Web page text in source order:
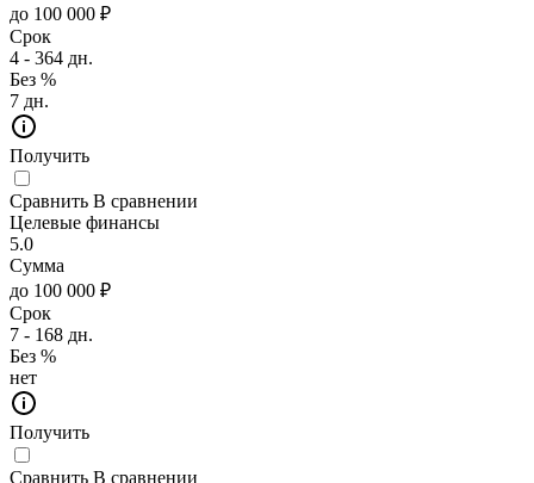
до 100 000 ₽
Срок
4 - 364 дн.
Без %
7 дн.
Получить
Сравнить В сравнении
Целевые финансы
5.0
Сумма
до 100 000 ₽
Срок
7 - 168 дн.
Без %
нет
Получить
Сравнить В сравнении